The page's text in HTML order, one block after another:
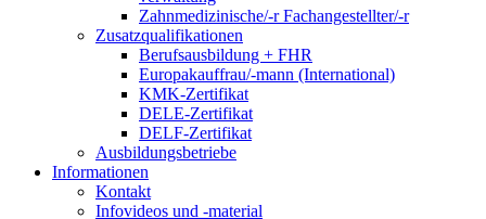
Zahnmedizinische/-r Fachangestellter/-r
Zusatzqualifikationen
Berufsausbildung + FHR
Europakauffrau/-mann (International)
KMK-Zertifikat
DELE-Zertifikat
DELF-Zertifikat
Ausbildungsbetriebe
Informationen
Kontakt
Infovideos und -material